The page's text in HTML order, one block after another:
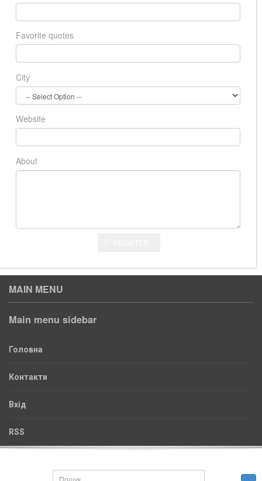
Favorite quotes
City
Website
About
MAIN MENU
Main menu sidebar
Головна
Контакти
Вхід
RSS